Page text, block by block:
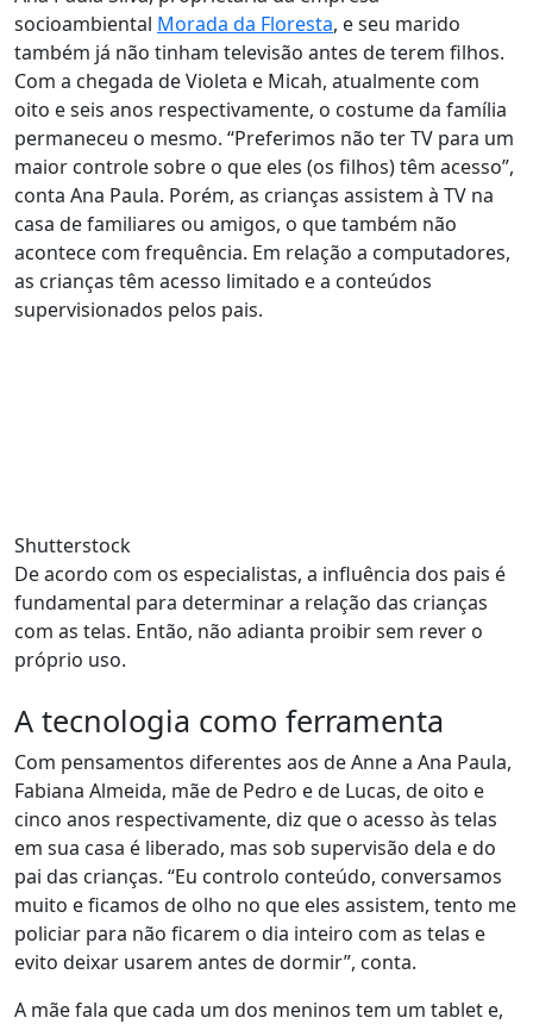
socioambiental Morada da Floresta, e seu marido
também já não tinham televisão antes de terem filhos.
Com a chegada de Violeta e Micah, atualmente com
oito e seis anos respectivamente, o costume da família
permaneceu o mesmo. “Preferimos não ter TV para um
maior controle sobre o que eles (os filhos) têm acesso”,
conta Ana Paula. Porém, as crianças assistem à TV na
casa de familiares ou amigos, o que também não
acontece com frequência. Em relação a computadores,
as crianças têm acesso limitado e a conteúdos
supervisionados pelos pais.
Shutterstock
De acordo com os especialistas, a influência dos pais é
fundamental para determinar a relação das crianças
com as telas. Então, não adianta proibir sem rever o
próprio uso.
A tecnologia como ferramenta
Com pensamentos diferentes aos de Anne a Ana Paula,
Fabiana Almeida, mãe de Pedro e de Lucas, de oito e
cinco anos respectivamente, diz que o acesso às telas
em sua casa é liberado, mas sob supervisão dela e do
pai das crianças. “Eu controlo conteúdo, conversamos
muito e ficamos de olho no que eles assistem, tento me
policiar para não ficarem o dia inteiro com as telas e
evito deixar usarem antes de dormir”, conta.
A mãe fala que cada um dos meninos tem um tablet e,